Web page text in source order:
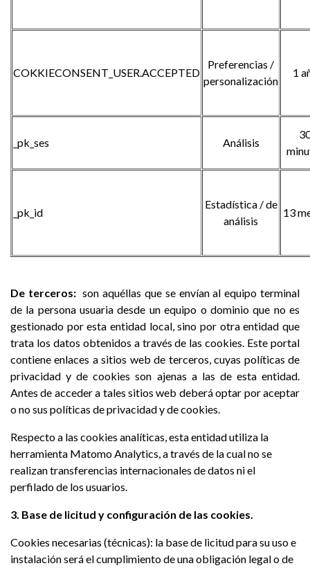
COKKIECONSENT_USER.ACCEPTED
Preferencias /
personalización
1
_pk_ses Análisis
_pk_id
Estadística / de
análisis
13
De terceros: son aquéllas que se envían al equipo terminal
de la persona usuaria desde un equipo o dominio que no es
gestionado por esta entidad local, sino por otra entidad que
trata los datos obtenidos a través de las cookies. Este portal
contiene enlaces a sitios web de terceros, cuyas políticas de
privacidad y de cookies son ajenas a las de esta entidad.
Antes de acceder a tales sitios web deberá optar por aceptar
o no sus políticas de privacidad y de cookies.
Respecto a las cookies analíticas, esta entidad utiliza la
herramienta Matomo Analytics, a través de la cual no se
realizan transferencias internacionales de datos ni el
perfilado de los usuarios.
3. Base de licitud y configuración de las cookies.
Cookies necesarias (técnicas): la base de licitud para su uso e
instalación será el cumplimiento de una obligación legal o de